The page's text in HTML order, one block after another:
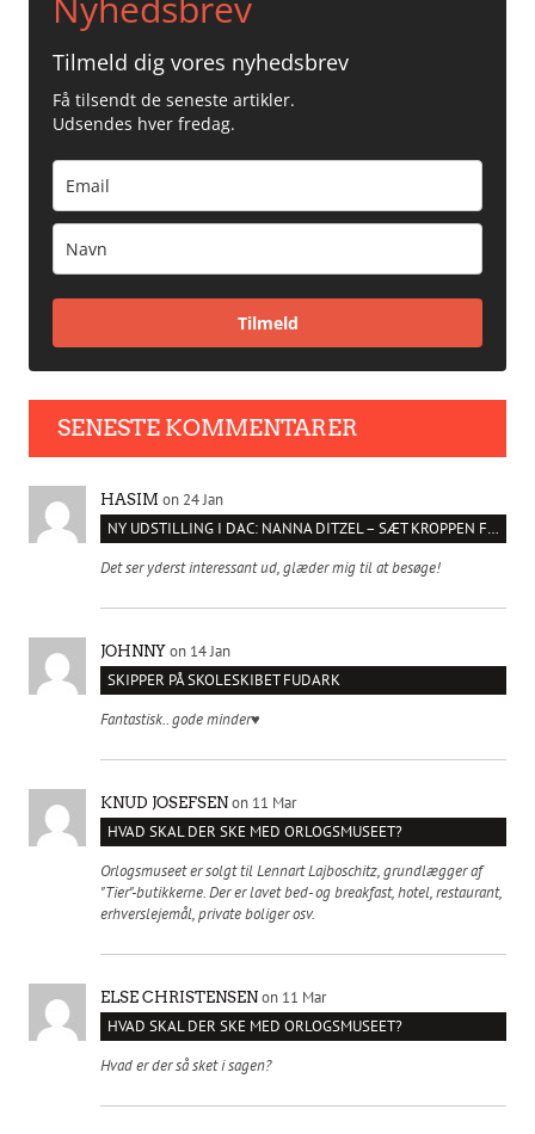
Tilmeld dig vores nyhedsbrev
Få tilsendt de seneste artikler.
Udsendes hver fredag.
Tilmeld
SENESTE KOMMENTARER
HASIM on 24 Jan
NY UDSTILLING I DAC: NANNA DITZEL – SÆT KROPPEN FRI
Det ser yderst interessant ud, glæder mig til at besøge!
JOHNNY on 14 Jan
SKIPPER PÅ SKOLESKIBET FUDARK
Fantastisk.. gode minder♥️
KNUD JOSEFSEN on 11 Mar
HVAD SKAL DER SKE MED ORLOGSMUSEET?
Orlogsmuseet er solgt til Lennart Lajboschitz, grundlægger af
"Tier"-butikkerne. Der er lavet bed- og breakfast, hotel, restaurant,
erhverslejemål, private boliger osv.
ELSE CHRISTENSEN on 11 Mar
HVAD SKAL DER SKE MED ORLOGSMUSEET?
Hvad er der så sket i sagen?